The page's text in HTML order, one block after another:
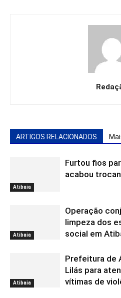
ARTIGOS RELACIONADOS
Atibaia
Furtou fios
acabou
Atibaia
Operação
limpeza dos
social em
Atibaia
Prefeitura de
Lilás para
vítimas de